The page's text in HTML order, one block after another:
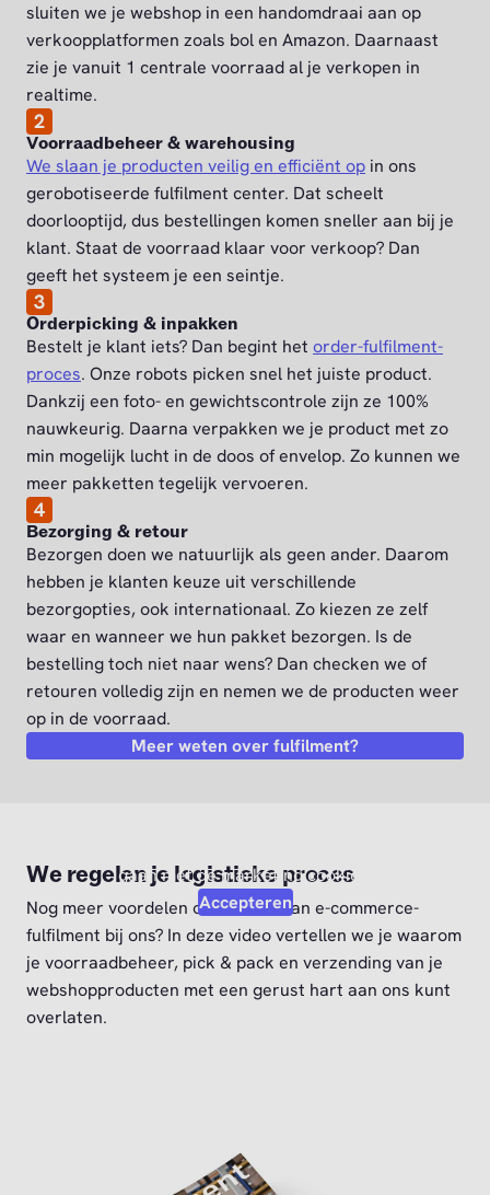
sluiten we je webshop in een handomdraai aan op
verkoopplatformen zoals bol en Amazon. Daarnaast
zie je vanuit 1 centrale voorraad al je verkopen in
realtime.
2
Voorraadbeheer & warehousing
We slaan je producten veilig en efficiënt op in ons
gerobotiseerde fulfilment center. Dat scheelt
doorlooptijd, dus bestellingen komen sneller aan bij je
klant. Staat de voorraad klaar voor verkoop? Dan
geeft het systeem je een seintje.
3
Orderpicking & inpakken
Bestelt je klant iets? Dan begint het order-fulfilment-
proces. Onze robots picken snel het juiste product.
Dankzij een foto- en gewichtscontrole zijn ze 100%
nauwkeurig. Daarna verpakken we je product met zo
min mogelijk lucht in de doos of envelop. Zo kunnen we
meer pakketten tegelijk vervoeren.
4
Bezorging & retour
Bezorgen doen we natuurlijk als geen ander. Daarom
hebben je klanten keuze uit verschillende
bezorgopties, ook internationaal. Zo kiezen ze zelf
waar en wanneer we hun pakket bezorgen. Is de
bestelling toch niet naar wens? Dan checken we of
retouren volledig zijn en nemen we de producten weer
op in de voorraad.
Meer weten over fulfilment?
gaan met de marketing cookies.
Accepteren
We regelen je logistieke proces
Nog meer voordelen ontdekken van e-commerce-
fulfilment bij ons? In deze video vertellen we je waarom
je voorraadbeheer, pick & pack en verzending van je
webshopproducten met een gerust hart aan ons kunt
overlaten.